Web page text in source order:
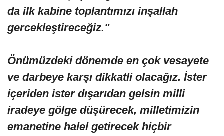
da ilk kabine toplantımızı inşallah
gercekleştireceğiz."
Önümüzdeki dönemde en çok vesayete
ve darbeye karşı dikkatli olacağız. İster
içeriden ister dışarıdan gelsin milli
iradeye gölge düşürecek, milletimizin
emanetine halel getirecek hiçbir